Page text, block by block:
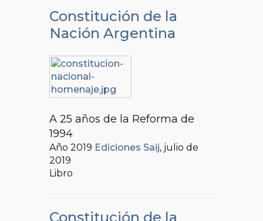
Constitución de la
Nación Argentina
A 25 años de la Reforma de
1994
Año 2019 Ediciones Saij, julio de
2019
Libro
Constitución de la